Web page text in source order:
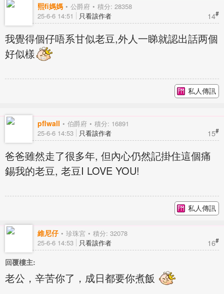
熙fi媽媽 公爵府 積分: 28358
14#
25-6-6 14:51 只看該作者
我覺得個仔唔系甘似老豆,外人一睇就認出話两個
好似樣
私人傳訊
pflwall 伯爵府 積分: 16891
15#
25-6-6 14:53 只看該作者
爸爸雖然走了很多年, 但內心仍然記掛住這個痛
錫我的老豆, 老豆I LOVE YOU!
私人傳訊
維尼仔 珍珠宮 積分: 32078
16#
25-6-6 14:53 只看該作者
回覆樓主:
老公，辛苦你了，成日都要你煮飯